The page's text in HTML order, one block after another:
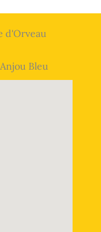
d'Orveau
Bleu